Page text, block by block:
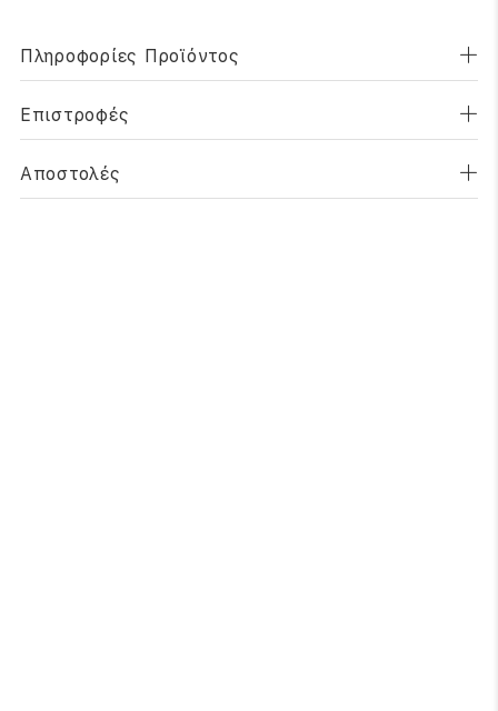
Πληροφορίες Προϊόντος
Επιστροφές
Αποστολές